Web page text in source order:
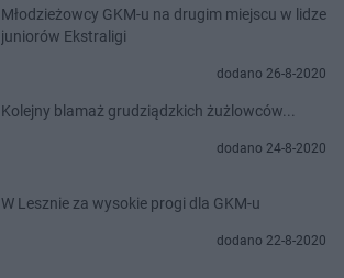
Młodzieżowcy GKM-u na drugim miejscu w lidze
juniorów Ekstraligi
dodano 26-8-2020
Kolejny blamaż grudziądzkich żużlowców...
dodano 24-8-2020
W Lesznie za wysokie progi dla GKM-u
dodano 22-8-2020